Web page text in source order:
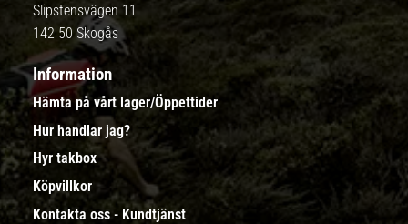
Slipstensvägen 11
142 50 Skogås
Information
Hämta på vårt lager/Öppettider
Hur handlar jag?
Hyr takbox
Köpvillkor
Kontakta oss - Kundtjänst